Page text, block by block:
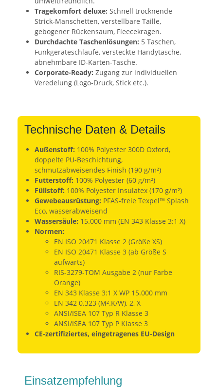
Tragekomfort deluxe: Schnell trocknende
Strick-Manschetten, verstellbare Taille,
gebogener Rückensaum, Fleecekragen.
Durchdachte Taschenlösungen: 5 Taschen,
Funkgeräteschlaufe, versteckte Handytasche,
abnehmbare ID-Karten-Tasche.
Corporate-Ready: Zugang zur individuellen
Veredelung (Logo-Druck, Stick etc.).
Technische Daten & Details
Außenstoff: 100% Polyester 300D Oxford,
doppelte PU-Beschichtung,
schmutzabweisendes Finish (190 g/m²)
Futterstoff: 100% Polyester (60 g/m²)
Füllstoff: 100% Polyester Insulatex (170 g/m²)
Gewebeausrüstung: PFAS-freie Texpel™ Splash
Eco, wasserabweisend
Wassersäule: 15.000 mm (EN 343 Klasse 3:1 X)
Normen:
EN ISO 20471 Klasse 2 (Größe XS)
EN ISO 20471 Klasse 3 (ab Größe S
aufwärts)
RIS-3279-TOM Ausgabe 2 (nur Farbe
Orange)
EN 343 Klasse 3:1 X WP 15.000 mm
EN 342 0.323 (M².K/W), 2, X
ANSI/ISEA 107 Typ R Klasse 3
ANSI/ISEA 107 Typ P Klasse 3
CE-zertifiziertes, eingetragenes EU-Design
Einsatzempfehlung